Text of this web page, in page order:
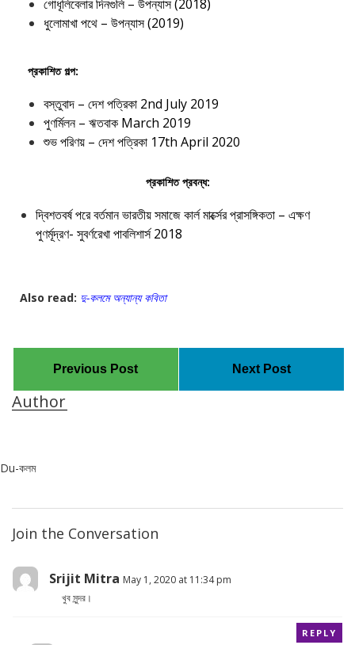
গোধূলিবেলার দিনগুলি – উপন্যাস (2018)
ধুলোমাখা পথে – উপন্যাস (2019)
প্রকাশিত গল্প:
বস্তুবাদ – দেশ পত্রিকা 2nd July 2019
পুণর্মিলন – ঋতবাক March 2019
শুভ পরিণয় – দেশ পত্রিকা 17th April 2020
প্রকাশিত প্রবন্ধ:
দ্বিশতবর্ষ পরে বর্তমান ভারতীয় সমাজে কার্ল মার্ক্সের প্রাসঙ্গিকতা – এক্ষণ
পুণর্মূদ্রণ- সুবর্ণরেখা পাবলিশার্স 2018
Also read: দু-কলমে অন্যান্য কবিতা
Previous Post Next Post
Author
Du-কলম
Join the Conversation
Srijit Mitra May 1, 2020 at 11:34 pm
খুব সুন্দর।
REPLY